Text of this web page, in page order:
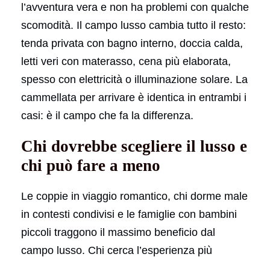
l’avventura vera e non ha problemi con qualche
scomodità. Il campo lusso cambia tutto il resto:
tenda privata con bagno interno, doccia calda,
letti veri con materasso, cena più elaborata,
spesso con elettricità o illuminazione solare. La
cammellata per arrivare è identica in entrambi i
casi: è il campo che fa la differenza.
Chi dovrebbe scegliere il lusso e
chi può fare a meno
Le coppie in viaggio romantico, chi dorme male
in contesti condivisi e le famiglie con bambini
piccoli traggono il massimo beneficio dal
campo lusso. Chi cerca l’esperienza più